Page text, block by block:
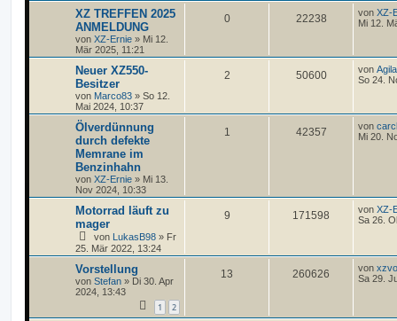
XZ TREFFEN 2025
ANMELDUNG
von XZ-Ernie » Mi 12.
Mär 2025, 11:21
0 22238 von XZ-
Mi 12.
Neuer XZ550-
Besitzer
von Marco83 » So 12.
Mai 2024, 10:37
2 50600 von
So 24.
Ölverdünnung
durch defekte
Memrane im
Benzinhahn
von XZ-Ernie » Mi 13.
Nov 2024, 10:33
1 42357 von
Mi 20.
Motorrad läuft zu
mager
von LukasB98 » Fr
25. Mär 2022, 13:24
9 171598 von XZ-
Sa 26.
Vorstellung
von Stefan » Di 30. Apr
2024, 13:43
1 2
13 260626 von
Sa 29.